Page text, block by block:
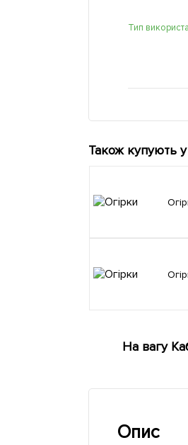
Тип
Також купують у
На вагу
Опис